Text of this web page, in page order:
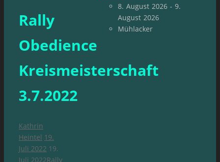
Rally
Obedience
Kreismeisterschaft
3.7.2022
Kathrin
Heintel 19.
Juli 2022 19.
Juli 2022Rally
8. August 2026 - 9.
August 2026
Mühlacker